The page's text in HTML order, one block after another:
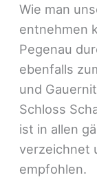
Wie man
entnehmen
Pegenau
ebenfalls
und
Schloss
ist in allen
verzeichnet
empfohlen.